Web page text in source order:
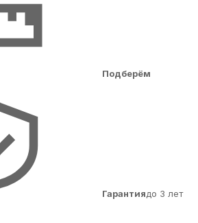
Подберём
Гарантиядо 3 лет